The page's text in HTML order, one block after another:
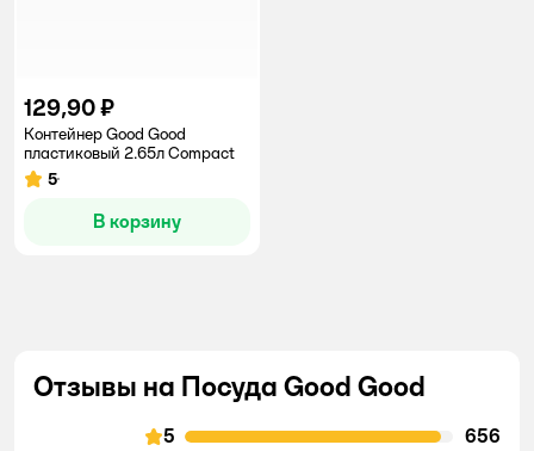
129,90 ₽
Контейнер Good Good
пластиковый 2.65л Compact
Рейтинг:
5
В корзину
Отзывы на Посуда Good Good
5
656